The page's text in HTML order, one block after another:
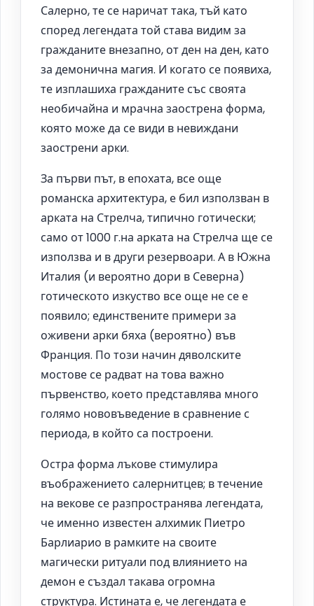
Салерно, те се наричат така, тъй като
според легендата той става видим за
гражданите внезапно, от ден на ден, като
за демонична магия. И когато се появиха,
те изплашиха гражданите със своята
необичайна и мрачна заострена форма,
която може да се види в невиждани
заострени арки.
За първи път, в епохата, все още
романска архитектура, е бил използван в
арката на Стрелча, типично готически;
само от 1000 г.на арката на Стрелча ще се
използва и в други резервоари. А в Южна
Италия (и вероятно дори в Северна)
готическото изкуство все още не се е
появило; единствените примери за
оживени арки бяха (вероятно) във
Франция. По този начин дяволските
мостове се радват на това важно
първенство, което представлява много
голямо нововъведение в сравнение с
периода, в който са построени.
Остра форма лъкове стимулира
въображението салернитцев; в течение
на векове се разпространява легендата,
че именно известен алхимик Пиетро
Барлиарио в рамките на своите
магически ритуали под влиянието на
демон е създал такава огромна
структура. Истината е, че легендата е